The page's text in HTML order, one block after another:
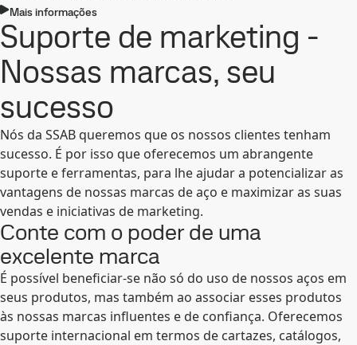
Mais informações
Suporte de marketing -
Nossas marcas, seu
sucesso
Nós da SSAB queremos que os nossos clientes tenham
sucesso. É por isso que oferecemos um abrangente
suporte e ferramentas, para lhe ajudar a potencializar as
vantagens de nossas marcas de aço e maximizar as suas
vendas e iniciativas de marketing.
Conte com o poder de uma
excelente marca
É possível beneficiar-se não só do uso de nossos aços em
seus produtos, mas também ao associar esses produtos
às nossas marcas influentes e de confiança. Oferecemos
suporte internacional em termos de cartazes, catálogos,